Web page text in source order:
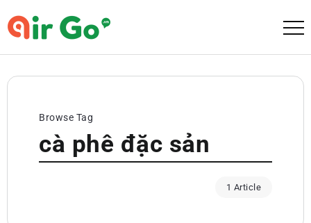
Browse Tag
cà phê đặc sản
1 Article